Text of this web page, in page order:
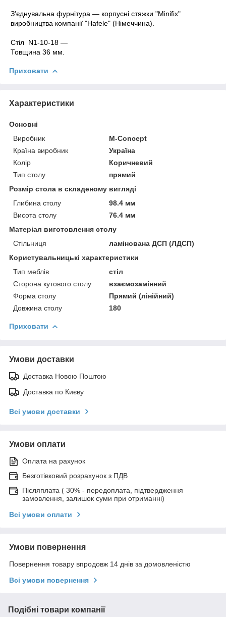
З'єднувальна фурнітура — корпусні стяжки "Minifix"
виробництва компанії "Hafele" (Німеччина).
Стіл N1-10-18 ―
Товщина 36 мм.
Приховати
Характеристики
Основні
Виробник
M-Concept
Країна виробник
Україна
Колір
Коричневий
Тип столу
прямий
Розмір стола в складеному вигляді
Глибина столу
98.4 мм
Висота столу
76.4 мм
Матеріал виготовлення столу
Стільниця
ламінована ДСП (ЛДСП)
Користувальницькі характеристики
Тип меблів
стіл
Сторона кутового столу
взаємозамінний
Форма столу
Прямий (лінійний)
Довжина столу
180
Приховати
Умови доставки
Доставка Новою Поштою
Доставка по Києву
Всі умови доставки
Умови оплати
Оплата на рахунок
Безготівковий розрахунок з ПДВ
Післяплата ( 30% - передоплата, підтвердження
замовлення, залишок суми при отриманні)
Всі умови оплати
Умови повернення
Повернення товару впродовж 14 днів за домовленістю
Всі умови повернення
Подібні товари компанії